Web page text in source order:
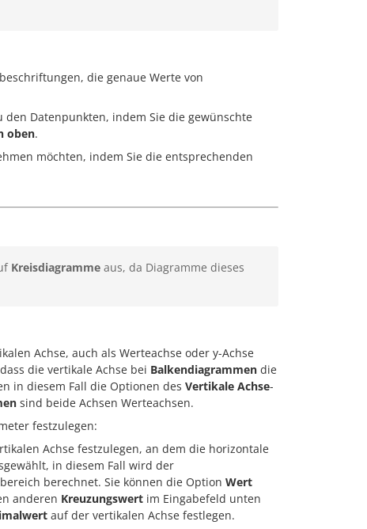
die genaue Werte von
den Datenpunkten, indem Sie die gewünschte
oben.
möchten, indem Sie die entsprechenden
Kreisdiagramme aus, da Diagramme dieses
Achse, auch als Werteachse oder y-Achse
die vertikale Achse bei Balkendiagrammen die
in diesem Fall die Optionen des Vertikale Achse-
sind beide Achsen Werteachsen.
festzulegen:
Achse festzulegen, an dem die horizontale
in diesem Fall wird der
berechnet. Sie können die Option Wert
anderen Kreuzungswert im Eingabefeld unten
auf der vertikalen Achse festlegen.